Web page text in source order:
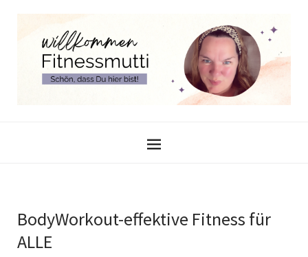
BodyWorkout-effektive Fitness für
ALLE